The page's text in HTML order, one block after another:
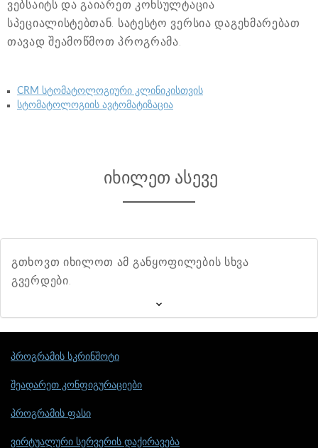
ვებსაიტს და გაიარეთ კონსულტაცია
სპეციალისტებთან. სატესტო ვერსია დაგეხმარებათ
თავად შეამოწმოთ პროგრამა.
CRM სტომატოლოგიური კლინიკისთვის
სტომატოლოგიის ავტომატიზაცია
იხილეთ ასევე
გთხოვთ იხილოთ ამ განყოფილების სხვა
გვერდები.
პროგრამის სკრინშოტი
შეადარეთ კონფიგურაციები
პროგრამის ფასი
ვირტუალური სერვერის დაქირავება